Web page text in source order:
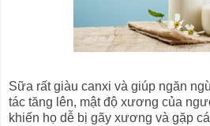
Sữa rất giàu canxi và giúp ngăn
tác tăng lên, mật độ xương của
khiến họ dễ bị gãy xương và gặp